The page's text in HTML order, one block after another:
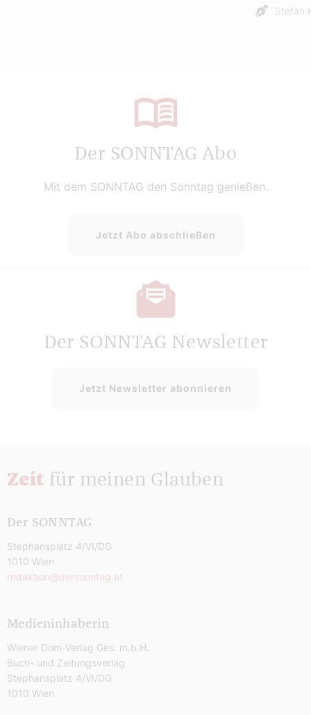
Stefan
Der SONNTAG Abo
Mit dem SONNTAG den Sonntag genießen.
Jetzt Abo abschließen
Der SONNTAG Newsletter
Jetzt Newsletter abonnieren
Zeit für meinen Glauben
Der SONNTAG
Stephansplatz 4/VI/DG
1010 Wien
redaktion@dersonntag.at
Medieninhaberin
Wiener Dom-Verlag Ges. m.b.H.
Buch- und Zeitungsverlag
Stephansplatz 4/VI/DG
1010 Wien